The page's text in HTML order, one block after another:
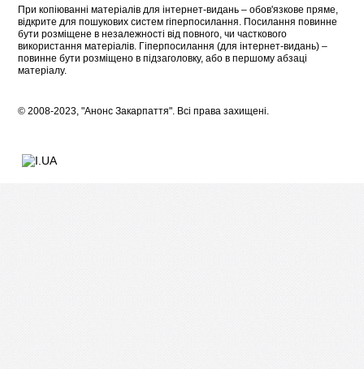
При копіюванні матеріалів для інтернет-видань – обов'язкове пряме,
відкрите для пошукових систем гіперпосилання. Посилання повинне
бути розміщене в незалежності від повного, чи часткового
використання матеріалів. Гіперпосилання (для інтернет-видань) –
повинне бути розміщено в підзаголовку, або в першому абзаці
матеріалу.
© 2008-2023, "Анонс Закарпаття". Всі права захищені.